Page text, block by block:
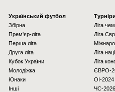
Українcький футбол
Збірна
Прем'єр-ліга
Перша ліга
Друга ліга
Кубок України
Молодіжка
Юнаки
Інші
Турніри
Ліга
Ліга
Ліга
Ліга
ЄВРО-
OI-2024
ЧС-2026